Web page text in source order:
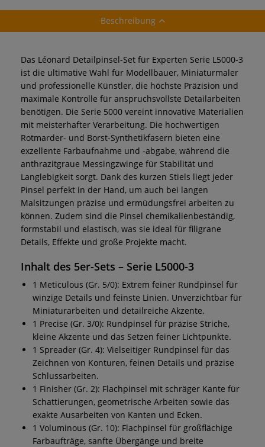
Beschreibung
Das Léonard Detailpinsel-Set für Experten Serie L5000-3
ist die ultimative Wahl für Modellbauer, Miniaturmaler
und professionelle Künstler, die höchste Präzision und
maximale Kontrolle für anspruchsvollste Detailarbeiten
benötigen. Die Serie 5000 vereint innovative Materialien
mit meisterhafter Verarbeitung. Die hochwertigen
Rotmarder- und Borst-Synthetikfasern bieten eine
exzellente Farbaufnahme und -abgabe, während die
anthrazitgraue Messingzwinge für Stabilität und
Langlebigkeit sorgt. Dank des kurzen Stiels liegt jeder
Pinsel perfekt in der Hand, um auch bei langen
Malsitzungen präzise und ermüdungsfrei arbeiten zu
können. Zudem sind die Pinsel chemikalienbeständig,
formstabil und elastisch, was sie ideal für filigrane
Details, Effekte und große Projekte macht.
Inhalt des 5er-Sets – Serie L5000-3
1 Meticulous (Gr. 5/0): Extrem feiner Rundpinsel für
winzige Details und feinste Linien. Unverzichtbar für
Miniaturarbeiten und detailreiche Akzente.
1 Precise (Gr. 3/0): Rundpinsel für präzise Striche,
kleine Akzente und das Setzen feiner Lichtpunkte.
1 Spreader (Gr. 4): Vielseitiger Rundpinsel für das
Zeichnen von Konturen, feinen Details und präzise
Schlussarbeiten.
1 Finisher (Gr. 2): Flachpinsel mit schräger Kante für
Schattierungen, geometrische Arbeiten sowie das
exakte Ausarbeiten von Kanten und Ecken.
1 Voluminous (Gr. 10): Flachpinsel für großflächige
Farbaufträge, sanfte Übergänge und breite